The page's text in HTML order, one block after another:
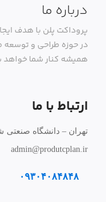
درباره ما
پروداکت پلن با هدف
در حوزه طراحی و
همیشه کنار شما خواهد
ارتباط با ما
تهران – دانشگاه صنعتی
admin@produtcplan.ir
۰۹۳۰۴۰۸۴۸۴۸